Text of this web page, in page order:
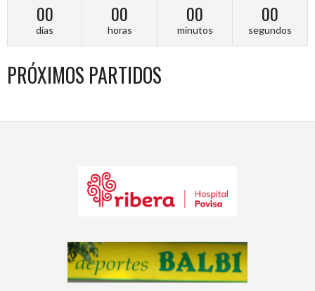
00
días
00
horas
00
minutos
00
segundos
PRÓXIMOS PARTIDOS